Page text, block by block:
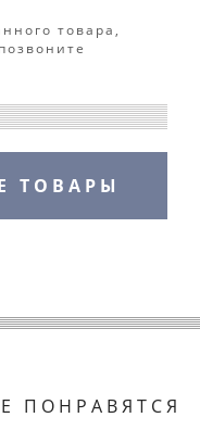
товара,
ТОВАРЫ
ПОНРАВЯТСЯ